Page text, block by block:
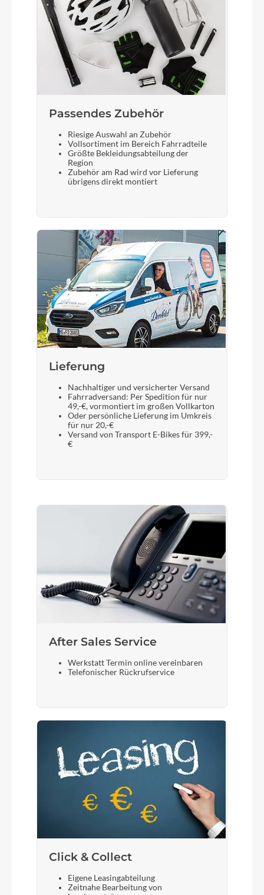
Passendes Zubehör
Riesige Auswahl an Zubehör
Vollsortiment im Bereich Fahrradteile
Größte Bekleidungsabteilung der
Region
Zubehör am Rad wird vor Lieferung
übrigens direkt montiert
Lieferung
Nachhaltiger und versicherter Versand
Fahrradversand: Per Spedition für nur
49,-€, vormontiert im großen Vollkarton
Oder persönliche Lieferung im Umkreis
für nur 20,-€
Versand von Transport E-Bikes für 399,-
€
After Sales Service
Werkstatt Termin online vereinbaren
Telefonischer Rückrufservice
Click & Collect
Eigene Leasingabteilung
Zeitnahe Bearbeitung von